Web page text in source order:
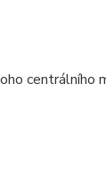
centrálního